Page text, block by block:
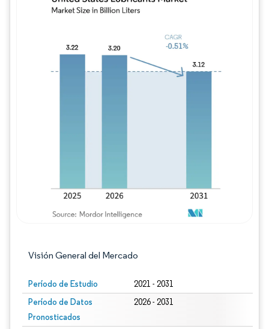
Visión General del Mercado
Período de Estudio 2021 - 2031
Período de Datos
Pronosticados
2026 - 2031